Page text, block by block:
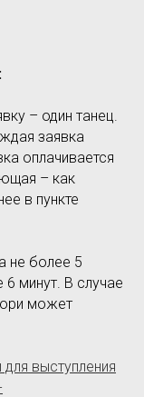
– один танец.
заявка
оплачивается
– как
в пункте
не более 5
минут. В случае
может
выступления